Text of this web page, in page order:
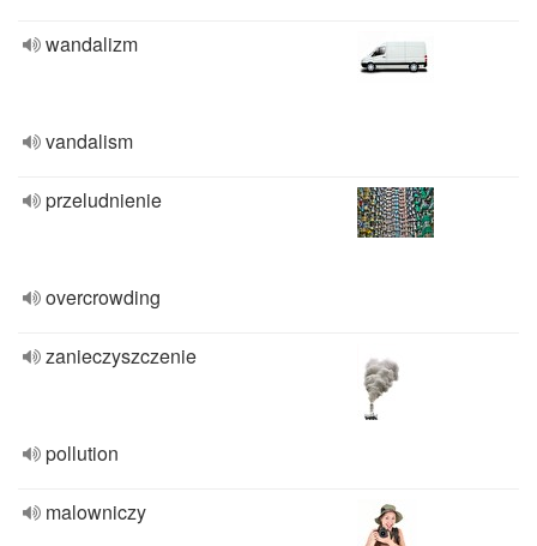
wandalizm
vandalism
przeludnienie
overcrowding
zanieczyszczenie
pollution
malowniczy